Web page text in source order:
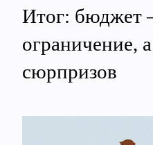
Итог: бюджет
ограничение,
сюрпризов